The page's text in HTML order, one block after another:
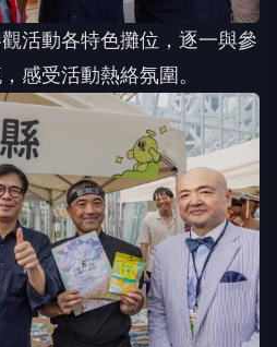
活動各特色攤位，逐一與參
感受活動熱絡氛圍。